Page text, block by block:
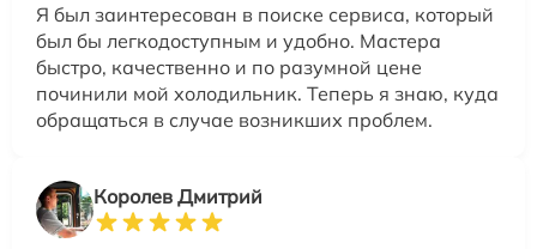
Я был заинтересован в поиске сервиса, который
был бы легкодоступным и удобно. Мастера
быстро, качественно и по разумной цене
починили мой холодильник. Теперь я знаю, куда
обращаться в случае возникших проблем.
Королев Дмитрий